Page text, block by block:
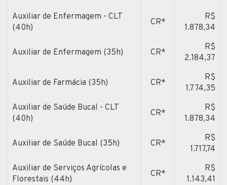
Auxiliar de Enfermagem - CLT
(40h)
CR*
R$
1.878,34
Auxiliar de Enfermagem (35h) CR*
R$
2.184,37
Auxiliar de Farmácia (35h) CR*
R$
1.774,35
Auxiliar de Saúde Bucal - CLT
(40h)
CR*
R$
1.878,34
Auxiliar de Saúde Bucal (35h) CR*
R$
1.717,74
Auxiliar de Serviços Agrícolas e
Florestais (44h)
CR*
R$
1.143,41